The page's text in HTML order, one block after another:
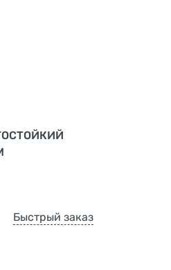
Быстрый заказ